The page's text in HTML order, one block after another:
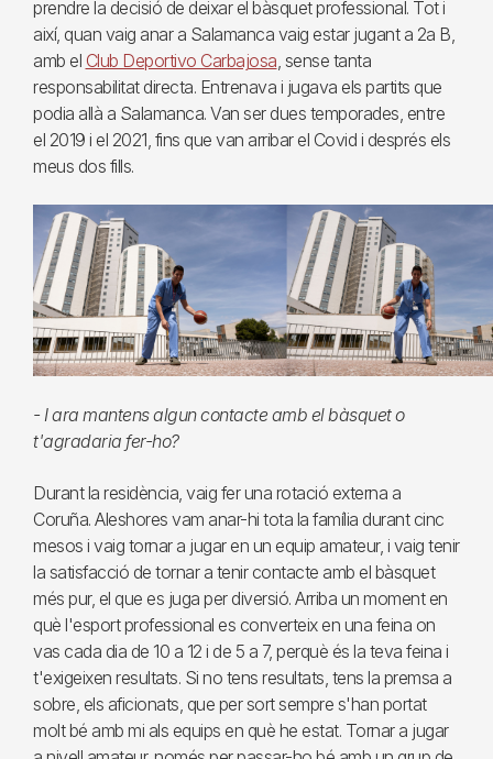
prendre la decisió de deixar el bàsquet professional. Tot i
així, quan vaig anar a Salamanca vaig estar jugant a 2a B,
amb el Club Deportivo Carbajosa, sense tanta
responsabilitat directa. Entrenava i jugava els partits que
podia allà a Salamanca. Van ser dues temporades, entre
el 2019 i el 2021, fins que van arribar el Covid i després els
meus dos fills.
- I ara mantens algun contacte amb el bàsquet o
t'agradaria fer-ho?
Durant la residència, vaig fer una rotació externa a
Coruña. Aleshores vam anar-hi tota la família durant cinc
mesos i vaig tornar a jugar en un equip amateur, i vaig tenir
la satisfacció de tornar a tenir contacte amb el bàsquet
més pur, el que es juga per diversió. Arriba un moment en
què l'esport professional es converteix en una feina on
vas cada dia de 10 a 12 i de 5 a 7, perquè és la teva feina i
t'exigeixen resultats. Si no tens resultats, tens la premsa a
sobre, els aficionats, que per sort sempre s'han portat
molt bé amb mi als equips en què he estat. Tornar a jugar